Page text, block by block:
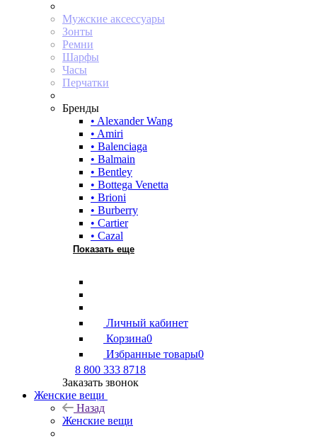
Мужские аксессуары
Зонты
Ремни
Шарфы
Часы
Перчатки
Бренды
• Alexander Wang
• Amiri
• Balenciaga
• Balmain
• Bentley
• Bottega Venetta
• Brioni
• Burberry
• Cartier
• Cazal
Показать еще
Личный кабинет
Корзина0
Избранные товары0
8 800 333 8718
Заказать звонок
Женские вещи
Назад
Женские вещи